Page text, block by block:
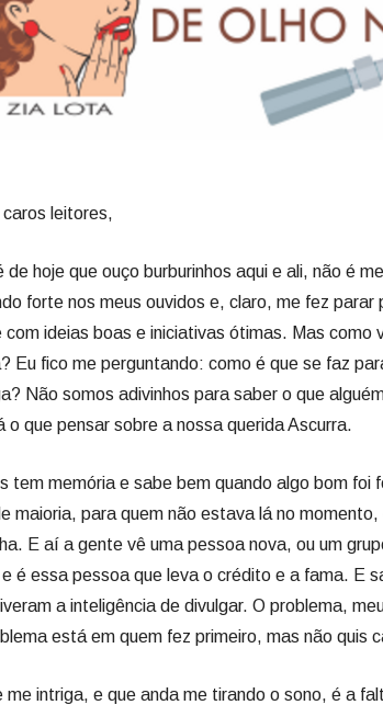
caros leitores,
de hoje que ouço burburinhos aqui e ali, não é
forte nos meus ouvidos e, claro, me fez
com ideias boas e iniciativas ótimas. Mas como
Eu fico me perguntando: como é que se faz
Não somos adivinhos para saber o que
o que pensar sobre a nossa querida Ascurra.
tem memória e sabe bem quando algo bom foi
maioria, para quem não estava lá no
E aí a gente vê uma pessoa nova, ou um
é essa pessoa que leva o crédito e a fama. E
a inteligência de divulgar. O problema,
está em quem fez primeiro, mas não quis
me intriga, e que anda me tirando o sono, é a